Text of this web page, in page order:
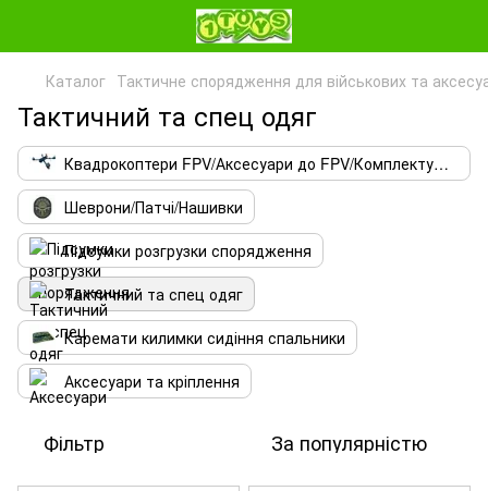
Каталог Тактичне спорядження для військових та
Тактичний та спец одяг
Квадрокоптери FPV/Аксесуари до FPV/Комплектуючі FPV
Шеврони/Патчі/Нашивки
Підсумки розгрузки спорядження
Тактичний та спец одяг
Каремати килимки сидіння спальники
Аксесуари та кріплення
Фільтр За популярністю